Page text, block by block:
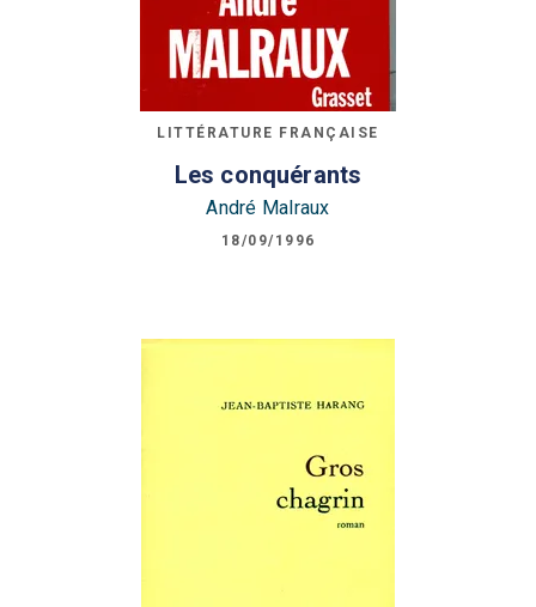
LITTÉRATURE FRANÇAISE
Les conquérants
André Malraux
18/09/1996